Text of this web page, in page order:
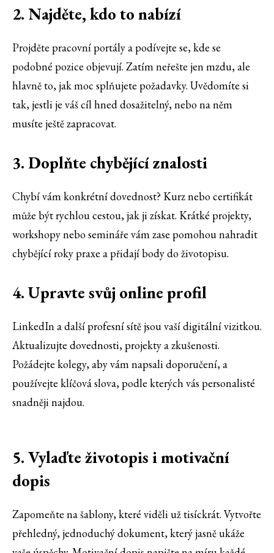
2. Najděte, kdo to nabízí
Projděte pracovní portály a podívejte se, kde se
podobné pozice objevují. Zatím neřešte jen mzdu, ale
hlavně to, jak moc splňujete požadavky. Uvědomíte si
tak, jestli je váš cíl hned dosažitelný, nebo na něm
musíte ještě zapracovat.
3. Doplňte chybějící znalosti
Chybí vám konkrétní dovednost? Kurz nebo certifikát
může být rychlou cestou, jak ji získat. Krátké projekty,
workshopy nebo semináře vám zase pomohou nahradit
chybějící roky praxe a přidají body do životopisu.
4. Upravte svůj online profil
LinkedIn a další profesní sítě jsou vaší digitální vizitkou.
Aktualizujte dovednosti, projekty a zkušenosti.
Požádejte kolegy, aby vám napsali doporučení, a
používejte klíčová slova, podle kterých vás personalisté
snadněji najdou.
5. Vylaďte životopis i motivační
dopis
Zapomeňte na šablony, které viděli už tisíckrát. Vytvořte
přehledný, jednoduchý dokument, který jasně ukáže